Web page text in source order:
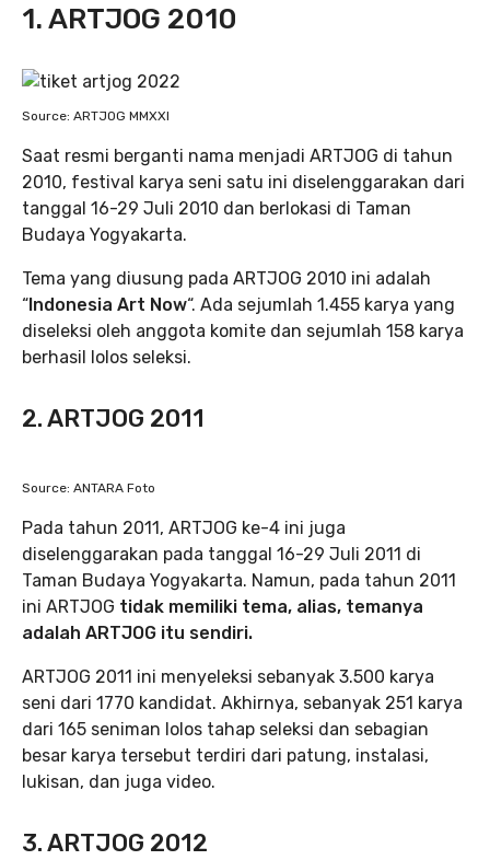
1. ARTJOG 2010
Source: ARTJOG MMXXI
Saat resmi berganti nama menjadi ARTJOG di tahun
2010, festival karya seni satu ini diselenggarakan dari
tanggal 16-29 Juli 2010 dan berlokasi di Taman
Budaya Yogyakarta.
Tema yang diusung pada ARTJOG 2010 ini adalah
“Indonesia Art Now“. Ada sejumlah 1.455 karya yang
diseleksi oleh anggota komite dan sejumlah 158 karya
berhasil lolos seleksi.
2. ARTJOG 2011
Source: ANTARA Foto
Pada tahun 2011, ARTJOG ke-4 ini juga
diselenggarakan pada tanggal 16-29 Juli 2011 di
Taman Budaya Yogyakarta. Namun, pada tahun 2011
ini ARTJOG tidak memiliki tema, alias, temanya
adalah ARTJOG itu sendiri.
ARTJOG 2011 ini menyeleksi sebanyak 3.500 karya
seni dari 1770 kandidat. Akhirnya, sebanyak 251 karya
dari 165 seniman lolos tahap seleksi dan sebagian
besar karya tersebut terdiri dari patung, instalasi,
lukisan, dan juga video.
3. ARTJOG 2012